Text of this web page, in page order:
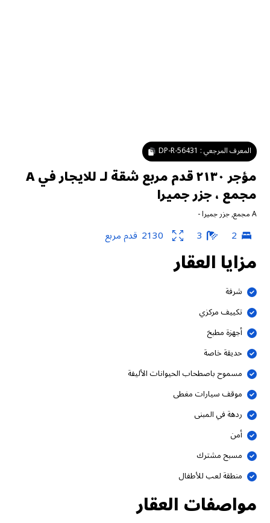
المعرف المرجعي : DP-R-56431
مؤجر ٢١٣٠ قدم مربع شقة لـ للايجار في A
مجمع ، جزر جميرا
A مجمع ,جزر جميرا-
2
3
2130 قدم مربع
مزايا العقار
شرفة
تكييف مركزي
أجهزة مطبخ
حديقة خاصة
مسموح باصطحاب الحيوانات الأليفة
موقف سيارات مغطى
ردهة في المبنى
أمن
مسبح مشترك
منطقة لعب للأطفال
مواصفات العقار